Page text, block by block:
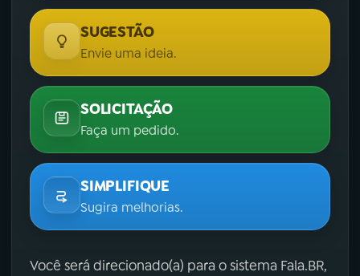
SUGESTÃO
Envie uma ideia.
SOLICITAÇÃO
Faça um pedido.
SIMPLIFIQUE
Sugira melhorias.
Você será direcionado(a) para o sistema Fala.BR,